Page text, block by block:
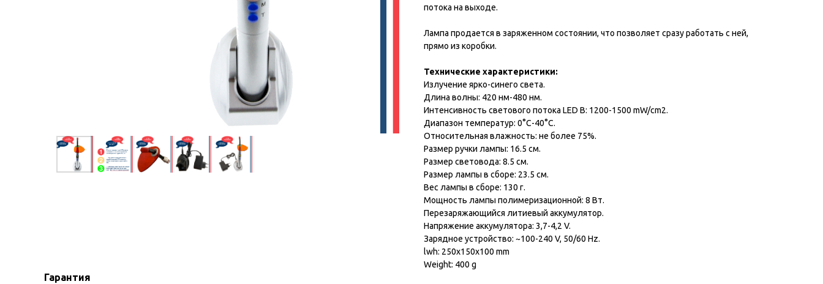
потока на выходе.
Лампа продается в заряженном состоянии, что позволяет сразу работать с ней,
прямо из коробки.
Технические характеристики:
Излучение ярко-синего света.
Длина волны: 420 нм-480 нм.
Интенсивность светового потока LED B: 1200-1500 mW/cm2.
Диапазон температур: 0°С-40°С.
Относительная влажность: не более 75%.
Размер ручки лампы: 16.5 см.
Размер световода: 8.5 см.
Размер лампы в сборе: 23.5 см.
Вес лампы в сборе: 130 г.
Мощность лампы полимеризационной: 8 Вт.
Перезаряжающийся литиевый аккумулятор.
Напряжение аккумулятора: 3,7-4,2 V.
Зарядное устройство: ~100-240 V, 50/60 Hz.
lwh: 250x150x100 mm
Weight: 400 g
Гарантия